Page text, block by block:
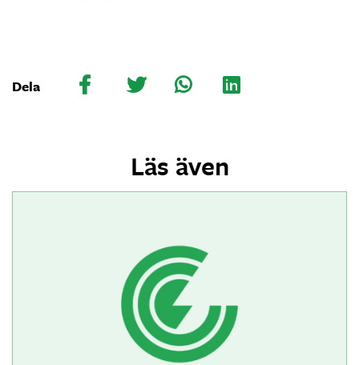
Dela
Läs även